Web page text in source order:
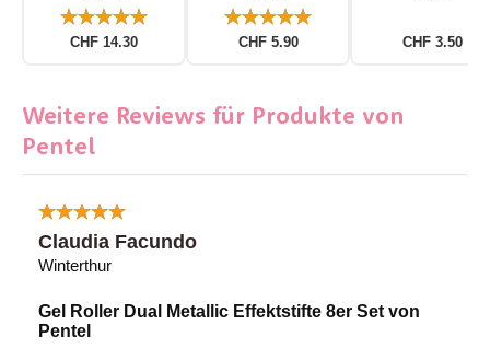
CHF 14.30 CHF 5.90 CHF 3.50
Weitere Reviews für Produkte von
Pentel
Claudia Facundo
Winterthur
Gel Roller Dual Metallic Effektstifte 8er Set von
Pentel